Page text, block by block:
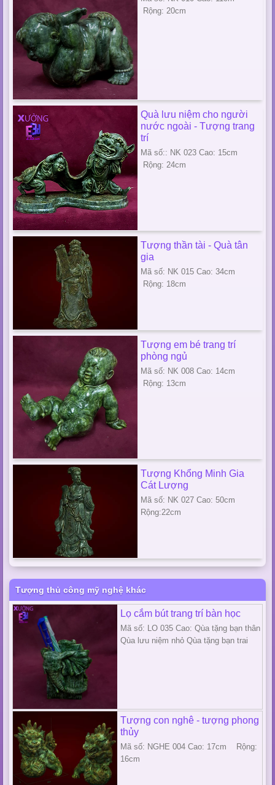
Rộng: 20cm
Quà lưu niệm cho người
nước ngoài - Tượng trang
trí
Mã số:: NK 023 Cao: 15cm
Rộng: 24cm
Tượng thần tài - Quà tân
gia
Mã số: NK 015 Cao: 34cm
Rộng: 18cm
Tượng em bé trang trí
phòng ngủ
Mã số: NK 008 Cao: 14cm
Rộng: 13cm
Tượng Khổng Minh Gia
Cát Lượng
Mã số: NK 027 Cao: 50cm
Rộng:22cm
Tượng thủ công mỹ nghệ khác
Lọ cắm bút trang trí bàn học
Mã số: LO 035 Cao: Qùa tặng bạn thân
Qùa lưu niệm nhỏ Qùa tặng bạn trai
Tượng con nghê - tượng phong
thủy
Mã số: NGHE 004 Cao: 17cm Rộng:
16cm